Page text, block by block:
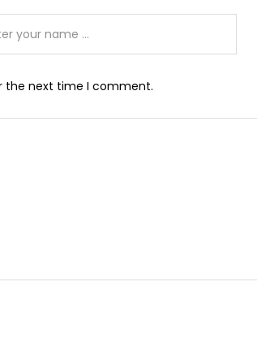
the next time I comment.